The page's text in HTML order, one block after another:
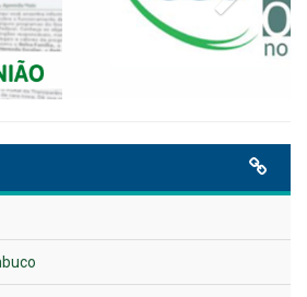
Diretor – 2026
em: 14 de maio de 2026
VER TODAS NOTÍCIAS